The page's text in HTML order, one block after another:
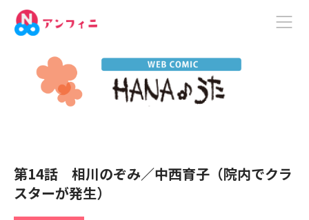
第14話 相川のぞみ／中西育子（院内でクラ
スターが発生）